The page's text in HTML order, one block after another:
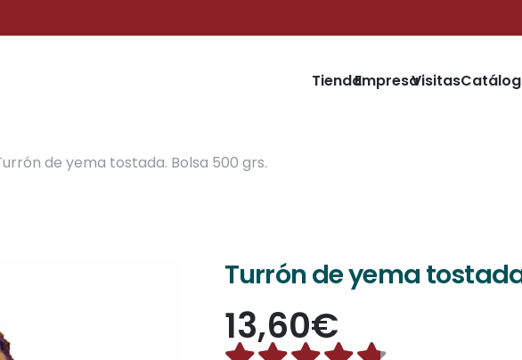
TiendaEmpresaVisitas
de yema tostada. Bolsa 500 grs.
Turrón de yema
13,60€